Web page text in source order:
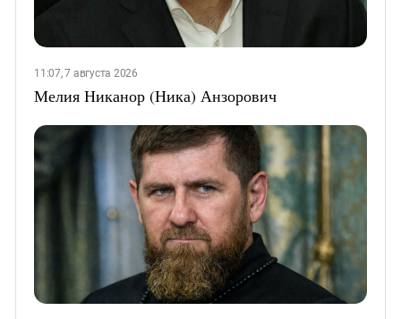
11:07, 7 августа 2026
Мелия Никанор (Ника) Анзорович